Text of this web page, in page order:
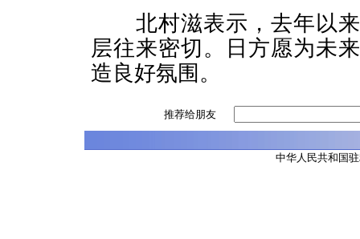
北村滋表示，去年以来
层往来密切。日方愿为未
造良好氛围。
推荐给朋友
中华人民共和国